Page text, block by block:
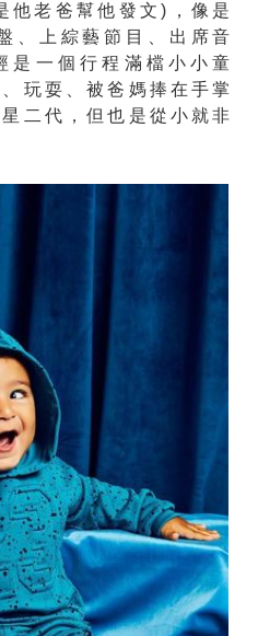
他老爸幫他發文)，像是
、上綜藝節目、出席音
是一個行程滿檔小小童
玩耍、被爸媽捧在手掌
二代，但也是從小就非